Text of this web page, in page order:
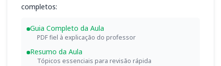
completos:
Guia Completo da Aula
PDF fiel à explicação do professor
Resumo da Aula
Tópicos essenciais para revisão rápida